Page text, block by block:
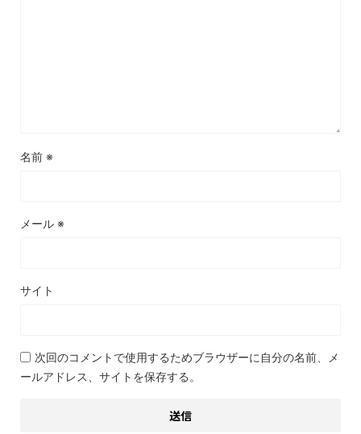
名前 ※
メール ※
サイト
次回のコメントで使用するためブラウザーに自分の名前、メ
ールアドレス、サイトを保存する。